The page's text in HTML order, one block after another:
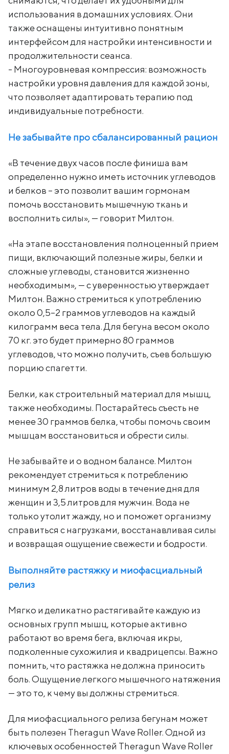
использования в домашних условиях. Они
также оснащены интуитивно понятным
интерфейсом для настройки интенсивности и
продолжительности сеанса.
- Многоуровневая компрессия: возможность
настройки уровня давления для каждой зоны,
что позволяет адаптировать терапию под
индивидуальные потребности.
Не забывайте про сбалансированный рацион
«В течение двух часов после финиша вам
определенно нужно иметь источник углеводов
и белков – это позволит вашим гормонам
помочь восстановить мышечную ткань и
восполнить силы», — говорит Милтон.
«На этапе восстановления полноценный прием
пищи, включающий полезные жиры, белки и
сложные углеводы, становится жизненно
необходимым», — с уверенностью утверждает
Милтон. Важно стремиться к употреблению
около 0,5–2 граммов углеводов на каждый
килограмм веса тела. Для бегуна весом около
70 кг. это будет примерно 80 граммов
углеводов, что можно получить, съев большую
порцию спагетти.
Белки, как строительный материал для мышц,
также необходимы. Постарайтесь съесть не
менее 30 граммов белка, чтобы помочь своим
мышцам восстановиться и обрести силы.
Не забывайте и о водном балансе. Милтон
рекомендует стремиться к потреблению
минимум 2,8 литров воды в течение дня для
женщин и 3,5 литров для мужчин. Вода не
только утолит жажду, но и поможет организму
справиться с нагрузками, восстанавливая силы
и возвращая ощущение свежести и бодрости.
Выполняйте растяжку и миофасциальный
релиз
Мягко и деликатно растягивайте каждую из
основных групп мышц, которые активно
работают во время бега, включая икры,
подколенные сухожилия и квадрицепсы. Важно
помнить, что растяжка не должна приносить
боль. Ощущение легкого мышечного натяжения
— это то, к чему вы должны стремиться.
Для миофасциального релиза бегунам может
быть полезен Theragun Wave Roller. Одной из
ключевых особенностей Theragun Wave Roller